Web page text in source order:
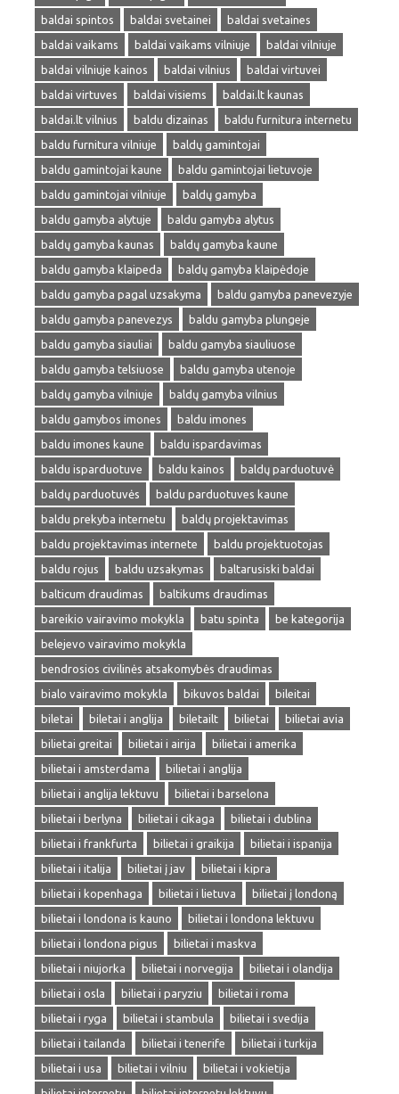
baldai spintos
baldai svetainei
baldai svetaines
baldai vaikams
baldai vaikams vilniuje
baldai vilniuje
baldai vilniuje kainos
baldai vilnius
baldai virtuvei
baldai virtuves
baldai visiems
baldai.lt kaunas
baldai.lt vilnius
baldu dizainas
baldu furnitura internetu
baldu furnitura vilniuje
baldų gamintojai
baldu gamintojai kaune
baldu gamintojai lietuvoje
baldu gamintojai vilniuje
baldų gamyba
baldu gamyba alytuje
baldu gamyba alytus
baldų gamyba kaunas
baldų gamyba kaune
baldu gamyba klaipeda
baldų gamyba klaipėdoje
baldu gamyba pagal uzsakyma
baldu gamyba panevezyje
baldu gamyba panevezys
baldu gamyba plungeje
baldu gamyba siauliai
baldu gamyba siauliuose
baldu gamyba telsiuose
baldu gamyba utenoje
baldų gamyba vilniuje
baldų gamyba vilnius
baldu gamybos imones
baldu imones
baldu imones kaune
baldu ispardavimas
baldu isparduotuve
baldu kainos
baldų parduotuvė
baldų parduotuvės
baldu parduotuves kaune
baldu prekyba internetu
baldų projektavimas
baldu projektavimas internete
baldu projektuotojas
baldu rojus
baldu uzsakymas
baltarusiski baldai
balticum draudimas
baltikums draudimas
bareikio vairavimo mokykla
batu spinta
be kategorija
belejevo vairavimo mokykla
bendrosios civilinės atsakomybės draudimas
bialo vairavimo mokykla
bikuvos baldai
bileitai
biletai
biletai i anglija biletailt bilietai
bilietai avia
bilietai greitai
bilietai i airija
bilietai i amerika
bilietai i amsterdama
bilietai i anglija
bilietai i anglija lektuvu
bilietai i barselona
bilietai i berlyna
bilietai i cikaga
bilietai i dublina
bilietai i frankfurta
bilietai i graikija
bilietai i ispanija
bilietai i italija
bilietai į jav
bilietai i kipra
bilietai i kopenhaga
bilietai i lietuva
bilietai į londoną
bilietai i londona is kauno
bilietai i londona lektuvu
bilietai i londona pigus
bilietai i maskva
bilietai i niujorka
bilietai i norvegija
bilietai i olandija
bilietai i osla
bilietai i paryziu
bilietai i roma
bilietai i ryga
bilietai i stambula
bilietai i svedija
bilietai i tailanda
bilietai i tenerife
bilietai i turkija
bilietai i usa
bilietai i vilniu
bilietai i vokietija